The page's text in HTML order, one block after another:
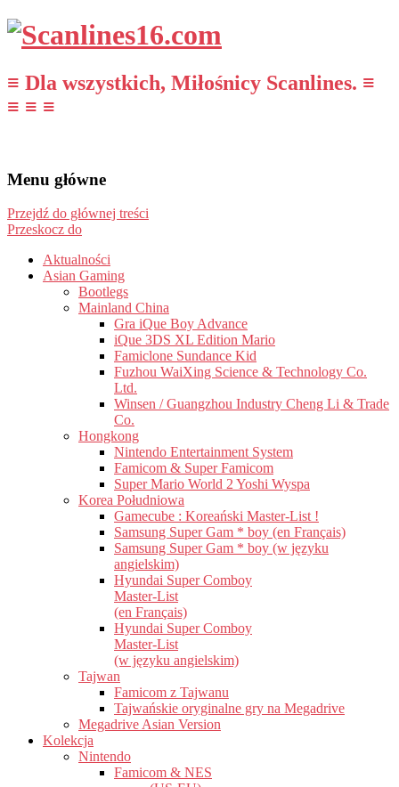
≡ Dla wszystkich, Miłośnicy Scanlines. ≡
≡ ≡ ≡
Menu główne
Przejdź do głównej treści
Przeskocz do
Aktualności
Asian Gaming
Bootlegs
Mainland China
Gra iQue Boy Advance
iQue 3DS XL Edition Mario
Famiclone Sundance Kid
Fuzhou WaiXing Science & Technology Co.
Ltd.
Winsen / Guangzhou Industry Cheng Li & Trade
Co.
Hongkong
Nintendo Entertainment System
Famicom & Super Famicom
Super Mario World 2 Yoshi Wyspa
Korea Południowa
Gamecube : Koreański Master-List !
Samsung Super Gam * boy (en Français)
Samsung Super Gam * boy (w języku
angielskim)
Hyundai Super Comboy
Master-List
(en Français)
Hyundai Super Comboy
Master-List
(w języku angielskim)
Tajwan
Famicom z Tajwanu
Tajwańskie oryginalne gry na Megadrive
Megadrive Asian Version
Kolekcja
Nintendo
Famicom & NES